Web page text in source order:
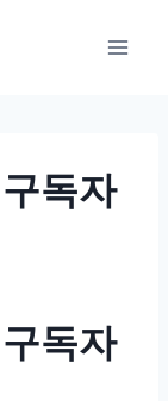
독자
독자